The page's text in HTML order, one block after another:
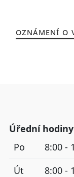
OZNÁMENÍ O
Úřední hodiny
Po
8:00 -
Út
8:00 -